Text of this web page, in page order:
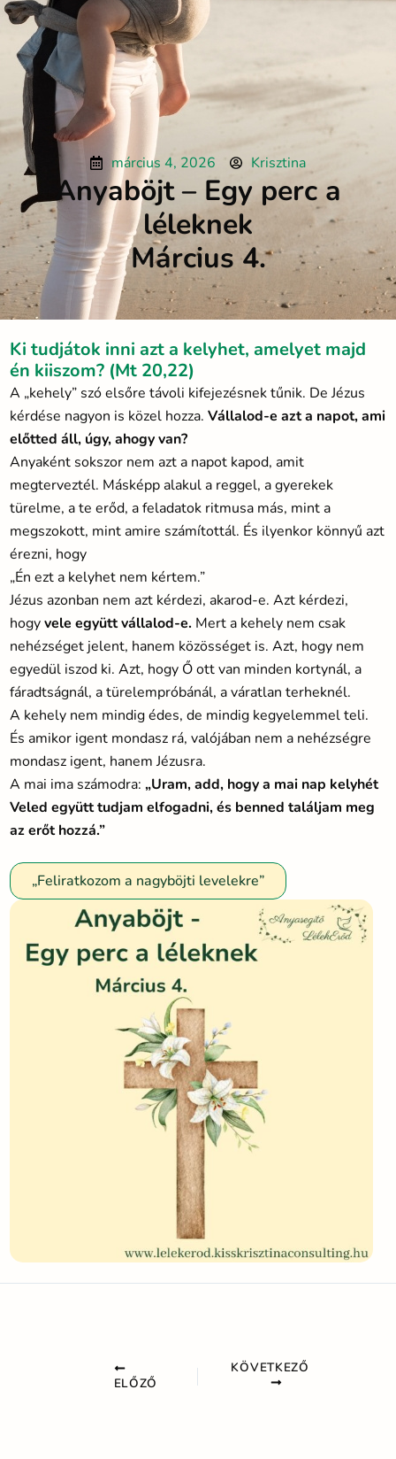
március 4, 2026 Krisztina
Anyaböjt – Egy perc a
léleknek
Március 4.
Ki tudjátok inni azt a kelyhet, amelyet majd
én kiiszom? (Mt 20,22)
A „kehely” szó elsőre távoli kifejezésnek tűnik. De Jézus
kérdése nagyon is közel hozza.Vállalod-e azt a napot, ami
előtted áll, úgy, ahogy van?
Anyaként sokszor nem azt a napot kapod, amit
megterveztél. Másképp alakul a reggel, a gyerekek
türelme, a te erőd, a feladatok ritmusa más, mint a
megszokott, mint amire számítottál. És ilyenkor könnyű azt
érezni, hogy
„Én ezt a kelyhet nem kértem.”
Jézus azonban nem azt kérdezi, akarod-e. Azt kérdezi,
hogyvele együtt vállalod-e. Mert a kehely nem csak
nehézséget jelent, hanem közösséget is. Azt, hogy nem
egyedül iszod ki. Azt, hogy Ő ott van minden kortynál, a
fáradtságnál, a türelempróbánál, a váratlan terheknél.
A kehely nem mindig édes, de mindig kegyelemmel teli.
És amikor igent mondasz rá, valójában nem a nehézségre
mondasz igent, hanem Jézusra.
A mai ima számodra:„Uram, add, hogy a mai nap kelyhét
Veled együtt tudjam elfogadni, és benned találjam meg
az erőt hozzá.”
„Feliratkozom a nagyböjti levelekre”
ELŐZŐ
KÖVETKEZŐ